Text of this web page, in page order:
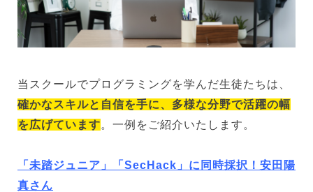
当スクールでプログラミングを学んだ生徒たちは、
確かなスキルと自信を手に、多様な分野で活躍の幅
を広げています。一例をご紹介いたします。
「未踏ジュニア」「SecHack」に同時採択！安田陽
真さん